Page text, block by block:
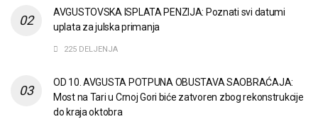
AVGUSTOVSKA ISPLATA PENZIJA: Poznati svi datumi
uplata za julska primanja
225 DELJENJA
OD 10. AVGUSTA POTPUNA OBUSTAVA SAOBRAĆAJA:
Most na Tari u Crnoj Gori biće zatvoren zbog rekonstrukcije
do kraja oktobra